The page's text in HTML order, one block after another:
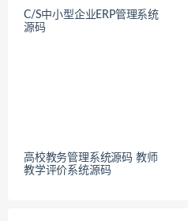
C/S中小型企业ERP管理系统
源码
高校教务管理系统源码 教师
教学评价系统源码